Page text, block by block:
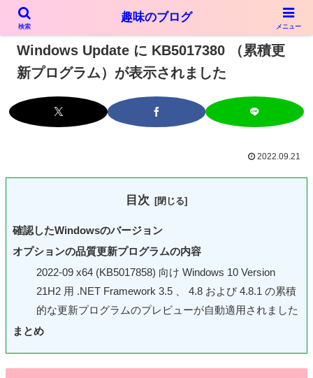
PR
Windows Update に KB5017380 （累積更
新プログラム）が表示されました
2022.09.21
目次
確認したWindowsのバージョン
オプションの品質更新プログラムの内容
2022-09 x64 (KB5017858) 向け Windows 10 Version
21H2 用 .NET Framework 3.5 、 4.8 および 4.8.1 の累積
的な更新プログラムのプレビューが自動適用されました
まとめ
検索
趣味のブログ
メニュー